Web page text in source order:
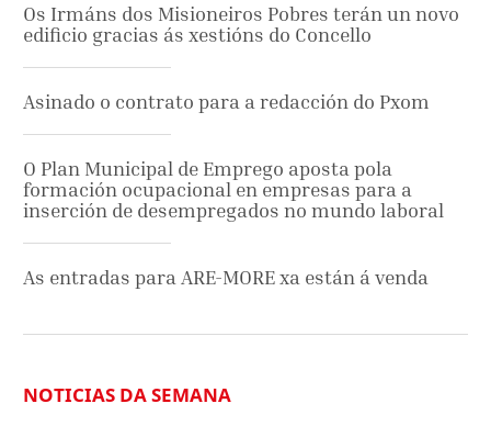
Os Irmáns dos Misioneiros Pobres terán un novo
edificio gracias ás xestións do Concello
Asinado o contrato para a redacción do Pxom
O Plan Municipal de Emprego aposta pola
formación ocupacional en empresas para a
inserción de desempregados no mundo laboral
As entradas para ARE-MORE xa están á venda
NOTICIAS DA SEMANA